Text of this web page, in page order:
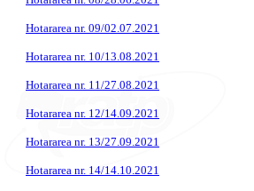
Hotararea nr. 09/02.07.2021
Hotararea nr. 10/13.08.2021
Hotararea nr. 11/27.08.2021
Hotararea nr. 12/14.09.2021
Hotararea nr. 13/27.09.2021
Hotararea nr. 14/14.10.2021